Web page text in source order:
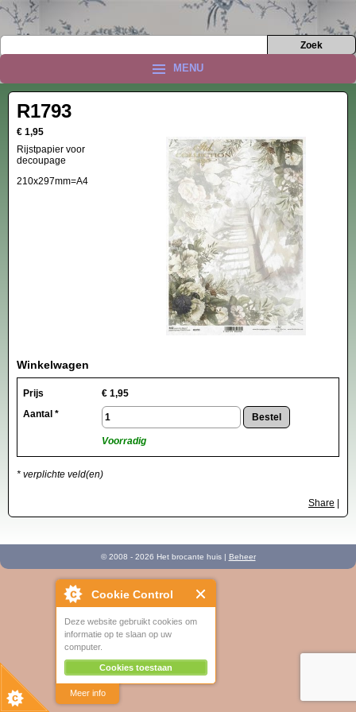
Cookie Control
Deze website gebruikt cookies om
informatie op te slaan op uw
computer.
Cookies toestaan
Meer info
MENU
R1793
€ 1,95
Rijstpapier voor
decoupage
210x297mm=A4
Winkelwagen
Prijs € 1,95
Aantal *
Voorradig
* verplichte veld(en)
Share |
© 2008 - 2026 Het brocante huis | Beheer